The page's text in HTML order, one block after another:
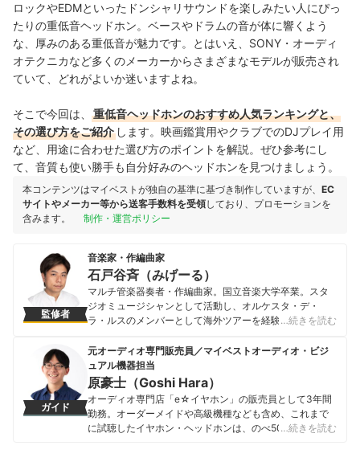
ロックやEDMといったドンシャリサウンドを楽しみたい人にぴっ
たりの重低音ヘッドホン。ベースやドラムの音が体に響くよう
な、厚みのある重低音が魅力です。とはいえ、SONY・オーディ
オテクニカなど多くのメーカーからさまざまなモデルが販売され
ていて、どれがよいか迷いますよね。
そこで今回は、
重低音ヘッドホンのおすすめ人気ランキングと、
その選び方をご紹介 します。映画鑑賞用やクラブでのDJプレイ用
など、用途に合わせた選び方のポイントを解説。ぜひ参考にし
て、音質も使い勝手も自分好みのヘッドホンを見つけましょう。
本コンテンツはマイベストが独自の基準に基づき制作していますが、 EC
サイトやメーカー等から送客手数料を受領しており、プロモーションを
含みます。
制作・運営ポリシー
監修者
音楽家・作編曲家
石戸谷斉（みげーる）
マルチ管楽器奏者・作編曲家。国立音楽大学卒業。スタ
ジオミュージシャンとして活動し、オルケスタ・デ・
ラ・ルスのメンバーとして海外ツアーを経験。さらに、
ど多数の大物アーティストのツアーサポートを務める。
愛媛国体応援ソング『えがおは君のためにある』や、ゲ
ーム『ONE PIECE 海賊無双』などの作編曲も担当。現在
は、「みげーる」名義で吹奏楽の演奏やガジェットレビ
ュー系YouTuberとしても活動し、東京スクールオブミュ
ージック＆ダンス専門学校の講師として後進育成にも携
わっている。
…続きを読む
ガイド
元オーディオ専門販売員／マイベストオーディオ・ビジ
ュアル機器担当
原豪士（Goshi Hara）
オーディオ専門店「e☆イヤホン」の販売員として3年間
勤務。オーダーメイドや高級機種なども含め、これまで
に試聴したイヤホン・ヘッドホンは、のべ500種類を超
…続きを読む